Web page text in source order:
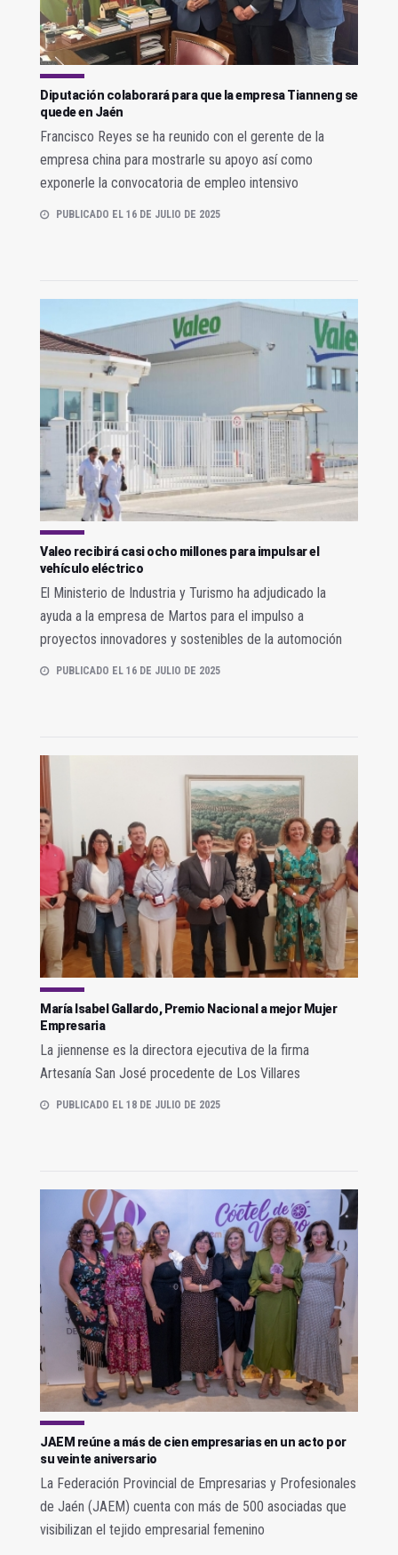
Diputación colaborará para que la empresa Tianneng se
quede en Jaén
Francisco Reyes se ha reunido con el gerente de la
empresa china para mostrarle su apoyo así como
exponerle la convocatoria de empleo intensivo
PUBLICADO EL 16 DE JULIO DE 2025
Valeo recibirá casi ocho millones para impulsar el
vehículo eléctrico
El Ministerio de Industria y Turismo ha adjudicado la
ayuda a la empresa de Martos para el impulso a
proyectos innovadores y sostenibles de la automoción
PUBLICADO EL 16 DE JULIO DE 2025
María Isabel Gallardo, Premio Nacional a mejor Mujer
Empresaria
La jiennense es la directora ejecutiva de la firma
Artesanía San José procedente de Los Villares
PUBLICADO EL 18 DE JULIO DE 2025
JAEM reúne a más de cien empresarias en un acto por
su veinte aniversario
La Federación Provincial de Empresarias y Profesionales
de Jaén (JAEM) cuenta con más de 500 asociadas que
visibilizan el tejido empresarial femenino